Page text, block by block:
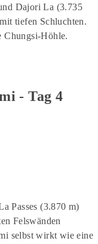
Dajori La (3.735
tiefen Schluchten.
Chungsi-Höhle.
- Tag 4
Passes (3.870 m)
Felswänden
selbst wirkt wie eine